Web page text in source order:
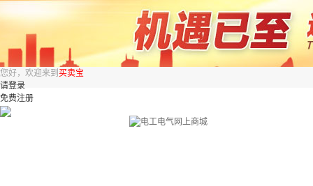
您好，欢迎来到 买卖宝
请登录
免费注册